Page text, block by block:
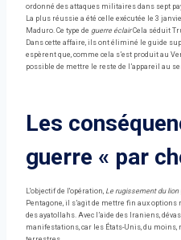
ordonné des attaques militaires dans sept
La plus réussie a été celle exécutée le 3
Maduro. Ce type de guerre éclairCela séduit
Dans cette affaire, ils ont éliminé le guide
espèrent que, comme cela s’est produit au
possible de mettre le reste de l’appareil au
Les
guerre « par
L'objectif de l'opération, Le rugissement du lion
Pentagone, il s’agit de mettre fin aux
des ayatollahs. Avec l’aide des Iraniens,
manifestations, car les États-Unis, du moins,